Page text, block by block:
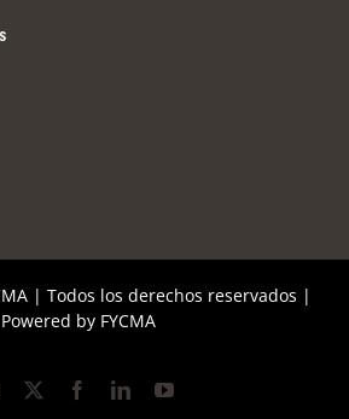
| Todos los derechos reservados |
Powered by FYCMA
Instagram FacebookLinkedInYouTube